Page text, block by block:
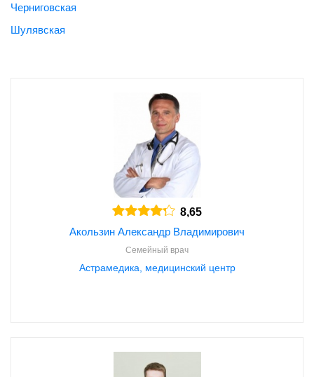
Черниговская
Шулявская
8,65
Акользин Александр Владимирович
Семейный врач
Астрамедика, медицинский центр